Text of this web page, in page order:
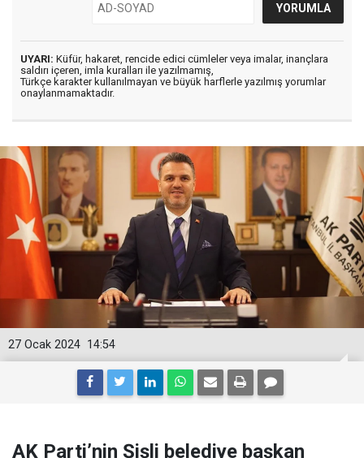
UYARI: Küfür, hakaret, rencide edici cümleler veya imalar, inançlara
saldırı içeren, imla kuralları ile yazılmamış,
Türkçe karakter kullanılmayan ve büyük harflerle yazılmış yorumlar
onaylanmamaktadır.
14:54
27 Ocak 2024
AK Parti’nin Şişli belediye başkan